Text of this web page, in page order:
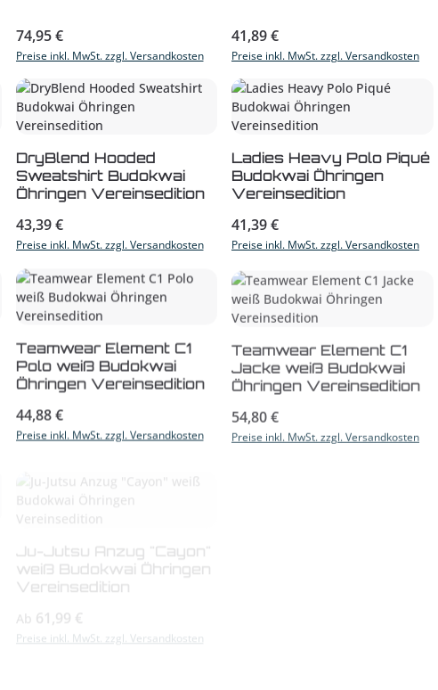
Regulärer Preis:
74,95 €
Preise inkl. MwSt. zzgl. Versandkosten
Regulärer Preis:
41,89 €
Preise inkl. MwSt. zzgl. Versandkosten
DryBlend Hooded
Sweatshirt Budokwai
Öhringen Vereinsedition
Regulärer Preis:
43,39 €
Preise inkl. MwSt. zzgl. Versandkosten
Ladies Heavy Polo Piqué
Budokwai Öhringen
Vereinsedition
Regulärer Preis:
41,39 €
Preise inkl. MwSt. zzgl. Versandkosten
Teamwear Element C1
Polo weiß Budokwai
Öhringen Vereinsedition
Regulärer Preis:
44,88 €
Preise inkl. MwSt. zzgl. Versandkosten
Teamwear Element C1
Jacke weiß Budokwai
Öhringen Vereinsedition
Regulärer Preis:
54,80 €
Preise inkl. MwSt. zzgl. Versandkosten
weiß Budokwai Öhringen
Vereinsedition
Preise inkl. MwSt. zzgl. Versandkosten